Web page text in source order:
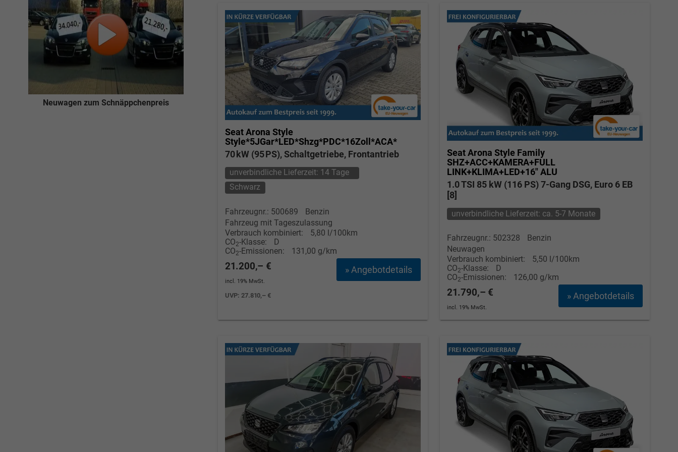
Seat Arona Style
Style*5JGar*LED*Shzg*PDC*16Zoll*ACA*
70 kW (95 PS), Schaltgetriebe, Frontantrieb
unverbindliche Lieferzeit: 14 Tage
Schwarz
Fahrzeugnr.: 500689
Benzin
Fahrzeug mit Tageszulassung
Verbrauch kombiniert:
5,80 l/100km
CO2-Klasse:
D
CO2-Emissionen: 131,00 g/km
» Angebotdetails
21.200,– €
incl. 19% MwSt.
UVP:27.810,– €
Seat Arona Style Family
SHZ+ACC+KAMERA+FULL
LINK+KLIMA+LED+16" ALU
1.0 TSI 85 kW (116 PS) 7-Gang DSG, Euro 6 EB
[8]
unverbindliche Lieferzeit: ca. 5-7 Monate
Fahrzeugnr.: 502328
Benzin
Neuwagen
Verbrauch kombiniert:
5,50 l/100km
CO2-Klasse:
D
CO2-Emissionen: 126,00 g/km
» Angebotdetails
21.790,– €
incl. 19% MwSt.
Neuwagen zum Schnäppchenpreis